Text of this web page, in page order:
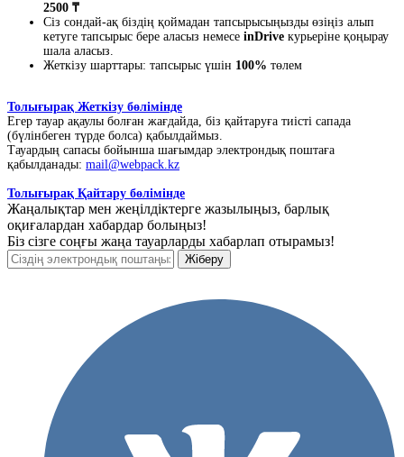
2500 ₸
Сіз сондай-ақ біздің қоймадан тапсырысыңызды өзіңіз алып
кетуге тапсырыс бере аласыз немесе inDrive курьеріне қоңырау
шала аласыз.
Жеткізу шарттары: тапсырыс үшін 100% төлем
Толығырақ Жеткізу бөлімінде
Егер тауар ақаулы болған жағдайда, біз қайтаруға тиісті сапада
(бүлінбеген түрде болса) қабылдаймыз.
Тауардың сапасы бойынша шағымдар электрондық поштаға
қабылданады: mail@webpack.kz
Толығырақ Қайтару бөлімінде
Жаңалықтар мен жеңілдіктерге жазылыңыз, барлық
оқиғалардан хабардар болыңыз!
Біз сізге соңғы жаңа тауарларды хабарлап отырамыз!